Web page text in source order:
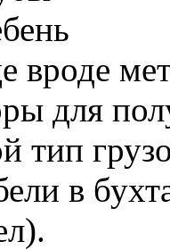
вроде
для
тип
в